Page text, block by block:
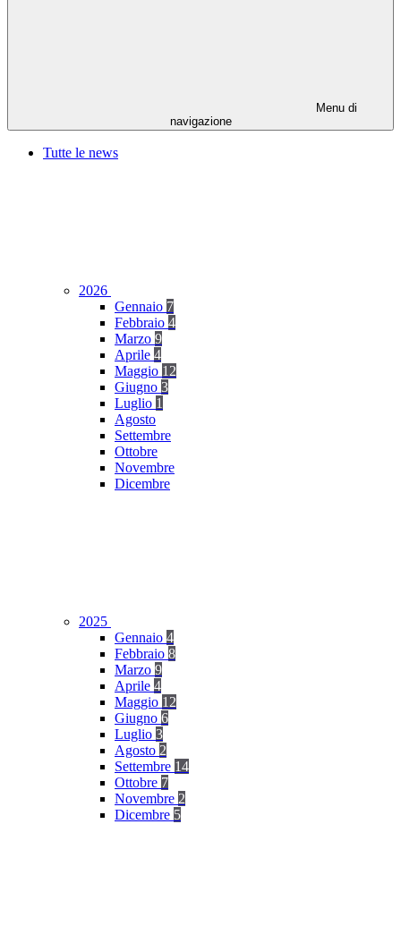
Menu di
navigazione
Tutte le news
2026
Gennaio 7
Febbraio 4
Marzo 9
Aprile 4
Maggio 12
Giugno 3
Luglio 1
Agosto
Settembre
Ottobre
Novembre
Dicembre
2025
Gennaio 4
Febbraio 8
Marzo 9
Aprile 4
Maggio 12
Giugno 6
Luglio 3
Agosto 2
Settembre 14
Ottobre 7
Novembre 2
Dicembre 5